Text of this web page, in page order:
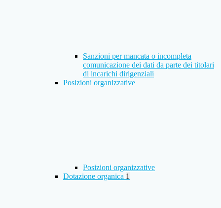
Sanzioni per mancata o incompleta
comunicazione dei dati da parte dei titolari
di incarichi dirigenziali
Posizioni organizzative
Posizioni organizzative
Dotazione organica 1